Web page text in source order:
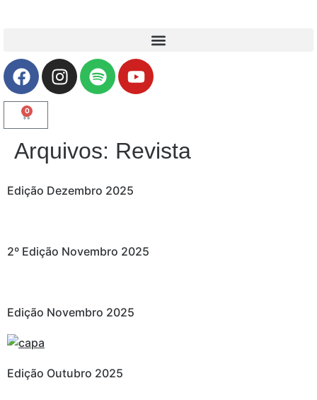
0
Arquivos: Revista
Edição Dezembro 2025
2º Edição Novembro 2025
Edição Novembro 2025
Edição Outubro 2025